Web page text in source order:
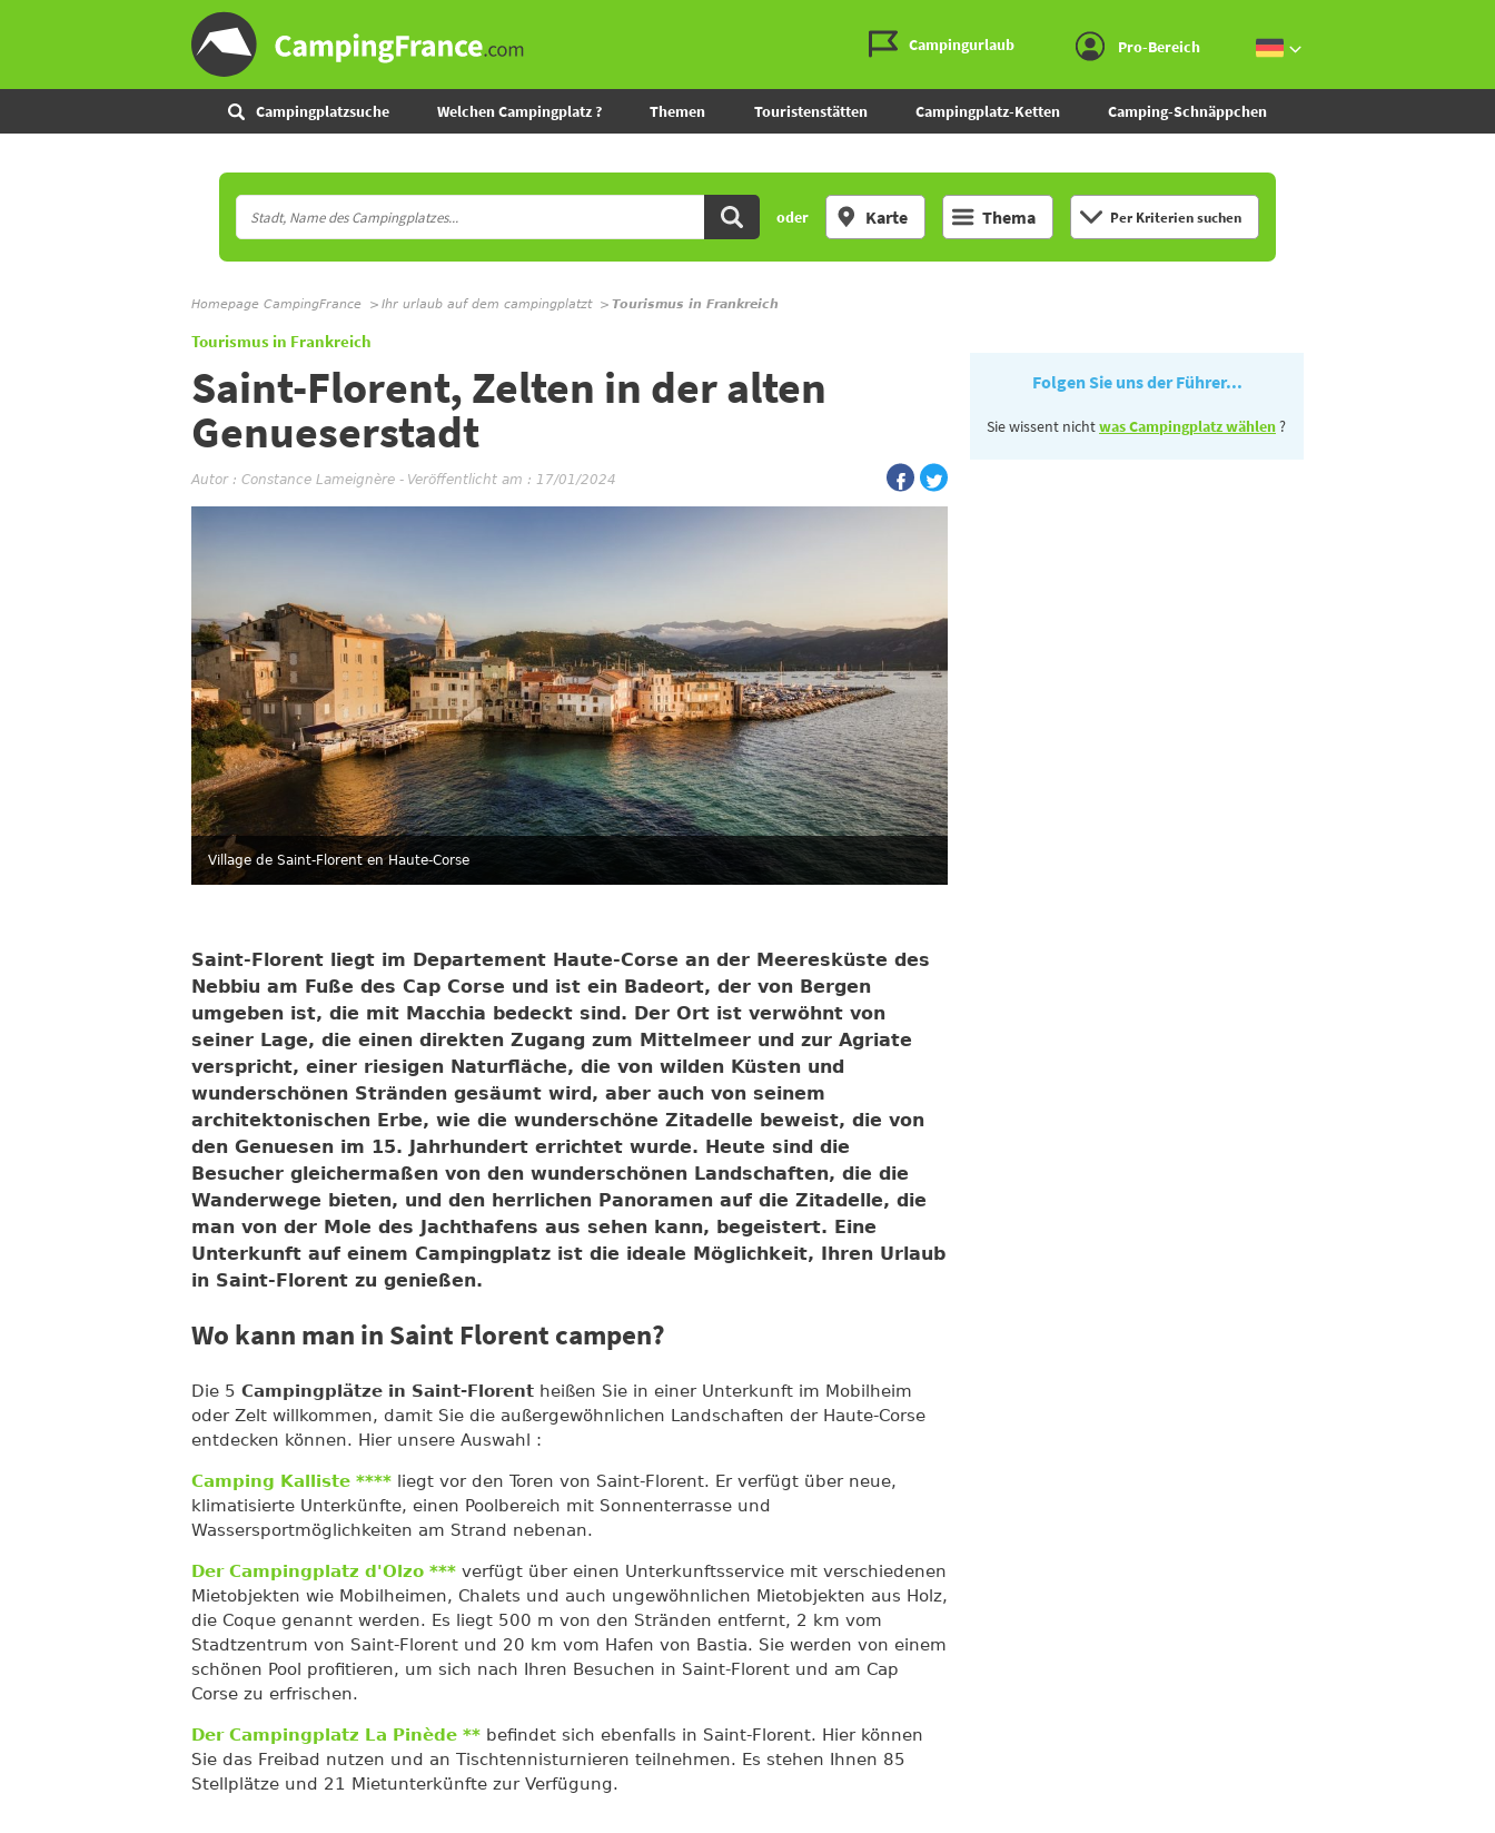
Campingurlaub Pro-Bereich
Campingplatzsuche Welchen Campingplatz ? Themen Touristenstätten Campingplatz-Ketten Camping-Schnäppchen
oder Karte Thema Per Kriterien suchen
Homepage CampingFrance Ihr urlaub auf dem campingplatzt Tourismus in Frankreich
Tourismus in Frankreich
Saint-Florent, Zelten in der alten
Genueserstadt
Autor : Constance Lameignère - Veröffentlicht am : 17/01/2024
Village de Saint-Florent en Haute-Corse
Saint-Florent liegt im Departement Haute-Corse an der Meeresküste des
Nebbiu am Fuße des Cap Corse und ist ein Badeort, der von Bergen
umgeben ist, die mit Macchia bedeckt sind. Der Ort ist verwöhnt von
seiner Lage, die einen direkten Zugang zum Mittelmeer und zur Agriate
verspricht, einer riesigen Naturfläche, die von wilden Küsten und
wunderschönen Stränden gesäumt wird, aber auch von seinem
architektonischen Erbe, wie die wunderschöne Zitadelle beweist, die von
den Genuesen im 15. Jahrhundert errichtet wurde. Heute sind die
Besucher gleichermaßen von den wunderschönen Landschaften, die die
Wanderwege bieten, und den herrlichen Panoramen auf die Zitadelle, die
man von der Mole des Jachthafens aus sehen kann, begeistert. Eine
Unterkunft auf einem Campingplatz ist die ideale Möglichkeit, Ihren Urlaub
in Saint-Florent zu genießen.
Wo kann man in Saint Florent campen?
Die 5 Campingplätze in Saint-Florent heißen Sie in einer Unterkunft im Mobilheim
oder Zelt willkommen, damit Sie die außergewöhnlichen Landschaften der Haute-Corse
entdecken können. Hier unsere Auswahl :
Camping Kalliste **** liegt vor den Toren von Saint-Florent. Er verfügt über neue,
klimatisierte Unterkünfte, einen Poolbereich mit Sonnenterrasse und
Wassersportmöglichkeiten am Strand nebenan.
Der Campingplatz d'Olzo *** verfügt über einen Unterkunftsservice mit verschiedenen
Mietobjekten wie Mobilheimen, Chalets und auch ungewöhnlichen Mietobjekten aus Holz,
die Coque genannt werden. Es liegt 500 m von den Stränden entfernt, 2 km vom
Stadtzentrum von Saint-Florent und 20 km vom Hafen von Bastia. Sie werden von einem
schönen Pool profitieren, um sich nach Ihren Besuchen in Saint-Florent und am Cap
Corse zu erfrischen.
Der Campingplatz La Pinède ** befindet sich ebenfalls in Saint-Florent. Hier können
Sie das Freibad nutzen und an Tischtennisturnieren teilnehmen. Es stehen Ihnen 85
Stellplätze und 21 Mietunterkünfte zur Verfügung.
Folgen Sie uns der Führer...
Sie wissent nichtwas Campingplatz wählen?